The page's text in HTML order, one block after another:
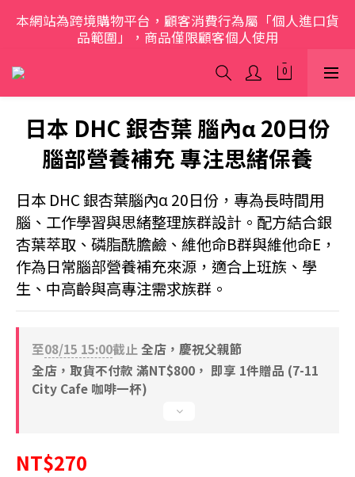
歡迎光臨 S.A.W
本網站為跨境購物平台，顧客消費行為屬「個人進口貨
品範圍」，商品僅限顧客個人使用
歡迎光臨 S.A.W
日本 DHC 銀杏葉 腦內α 20日份
腦部營養補充 專注思緒保養
日本 DHC 銀杏葉腦內α 20日份，專為長時間用
腦、工作學習與思緒整理族群設計。配方結合銀
杏葉萃取、磷脂酰膽鹼、維他命B群與維他命E，
作為日常腦部營養補充來源，適合上班族、學
生、中高齡與高專注需求族群。
至08/15 15:00截止 全店，慶祝父親節
全店，取貨不付款 滿NT$800， 即享 1件贈品 (7-11
City Cafe 咖啡一杯)
NT$270